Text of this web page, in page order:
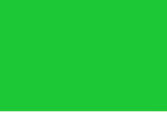
和通知外加靈活的遞送和付款